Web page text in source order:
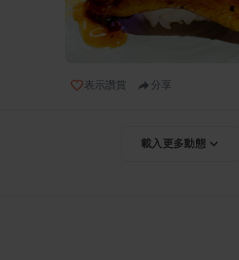
表示讚賞 分享
載入更多動態